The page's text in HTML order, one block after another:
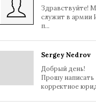
Здравствуйте!
служит в армии
п...
Sergey Nedrov
Добрый день!
Прошу написать
корректное